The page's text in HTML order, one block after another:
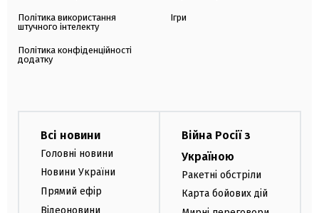
Політика використання
штучного інтелекту
Політика конфіденційності
додатку
Ігри
Всі новини
Головні новини
Новини України
Прямий ефір
Відеоновини
Війна Росії з
Україною
Ракетні обстріли
Карта бойових дій